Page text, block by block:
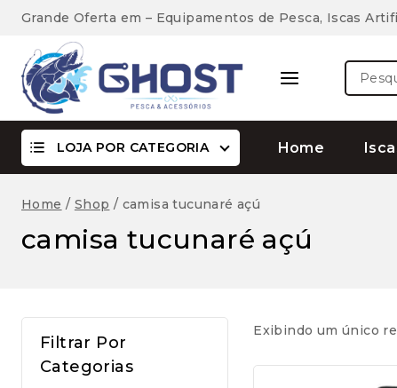
Grande Oferta em – Equipamentos de Pesca, Iscas
por:
LOJA POR CATEGORIA Home
Home / Shop / camisa tucunaré açú
camisa tucunaré açú
Exibindo um único
Filtrar Por
Categorias